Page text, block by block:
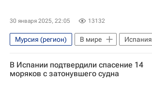
30 января 2025, 22:05 13132
Мурсия (регион) В мире Испания
В Испании подтвердили спасение 14
моряков с затонувшего судна